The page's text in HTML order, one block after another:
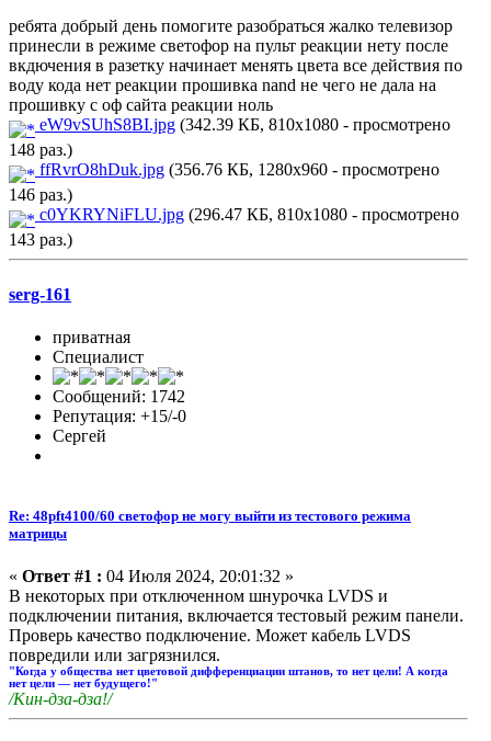
ребята добрый день помогите разобраться жалко телевизор
принесли в режиме светофор на пульт реакции нету после
вкдючения в разетку начинает менять цвета все действия по
воду кода нет реакции прошивка nand не чего не дала на
прошивку с оф сайта реакции ноль
eW9vSUhS8BI.jpg (342.39 КБ, 810x1080 - просмотрено
148 раз.)
ffRvrO8hDuk.jpg (356.76 КБ, 1280x960 - просмотрено
146 раз.)
c0YKRYNiFLU.jpg (296.47 КБ, 810x1080 - просмотрено
143 раз.)
serg-161
приватная
Специалист
Сообщений: 1742
Репутация: +15/-0
Сергей
Re: 48pft4100/60 светофор не могу выйти из тестового режима
матрицы
« Ответ #1 : 04 Июля 2024, 20:01:32 »
В некоторых при отключенном шнурочка LVDS и
подключении питания, включается тестовый режим панели.
Проверь качество подключение. Может кабель LVDS
повредили или загрязнился.
"Когда у общества нет цветовой дифференциации штанов, то нет цели! А когда
нет цели — нет будущего!"
/Кин-дза-дза!/